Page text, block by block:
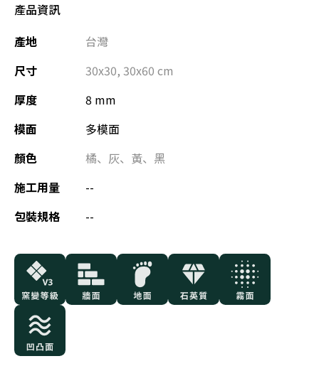
產品資訊
產地
台灣
尺寸
30x30, 30x60 cm
厚度
8 mm
模面
多模面
顏色
橘、 灰、 黃、 黑
施工用量
--
包裝規格
--